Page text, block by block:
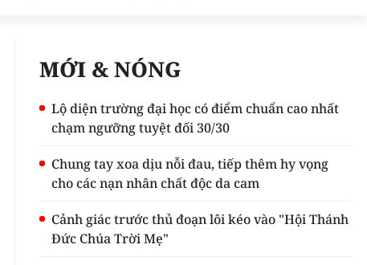
MỚI & NÓNG
Lộ diện trường đại học có điểm chuẩn cao nhất
chạm ngưỡng tuyệt đối 30/30
Chung tay xoa dịu nỗi đau, tiếp thêm hy vọng
cho các nạn nhân chất độc da cam
Cảnh giác trước thủ đoạn lôi kéo vào "Hội Thánh
Đức Chúa Trời Mẹ"